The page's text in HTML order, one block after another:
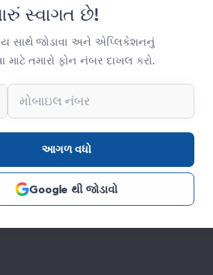
સંપર્ક
કિતાબ લાઈબ્રેરી
ફોટો ગેલેરી
સ્વાગત છે!
સાથે જોડાવા અને એપ્લિકેશનનું
તમારો ફોન નંબર દાખલ કરો.
આગળ વધો
Google થી જોડાવો